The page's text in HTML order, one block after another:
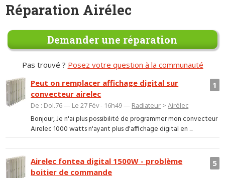
Réparation Airélec
Demander une réparation
Pas trouvé ? Posez votre question à la communauté
1
Peut on remplacer affichage digital sur
convecteur airelec
De : Dol.76 — Le 27 Fév - 16h49 — Radiateur >Airélec
Bonjour, Je n'ai plus possibilité de programmer mon convecteur
Airelec 1000 watts n'ayant plus d'affichage digital en ...
5
Airelec fontea digital 1500W - problème
boitier de commande